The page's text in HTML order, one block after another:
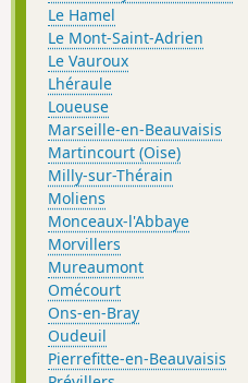
Le Hamel
Le Mont-Saint-Adrien
Le Vauroux
Lhéraule
Loueuse
Marseille-en-Beauvaisis
Martincourt (Oise)
Milly-sur-Thérain
Moliens
Monceaux-l'Abbaye
Morvillers
Mureaumont
Omécourt
Ons-en-Bray
Oudeuil
Pierrefitte-en-Beauvaisis